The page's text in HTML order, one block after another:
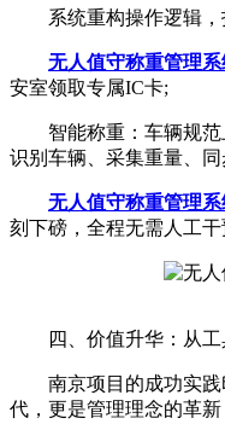
系统重构操作逻辑，
无人值守称重管理系
安室领取专属IC卡;
智能称重：车辆规范
识别车辆、采集重量、
无人值守称重管理系
刻下磅，全程无需人工干
四、价值升华：从工
南京项目的成功实践
代，更是管理理念的革新